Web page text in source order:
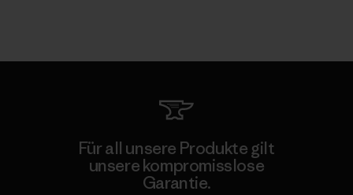
Für all unsere Produkte gilt
unsere kompromisslose
Garantie.